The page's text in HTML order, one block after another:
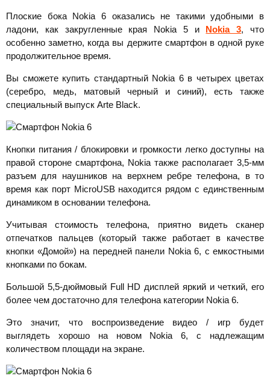
Плоские бока Nokia 6 оказались не такими удобными в
ладони, как закругленные края Nokia 5 и Nokia 3, что
особенно заметно, когда вы держите смартфон в одной руке
продолжительное время.
Вы сможете купить стандартный Nokia 6 в четырех цветах
(серебро, медь, матовый черный и синий), есть также
специальный выпуск Arte Black.
Кнопки питания / блокировки и громкости легко доступны на
правой стороне смартфона, Nokia также располагает 3,5-мм
разъем для наушников на верхнем ребре телефона, в то
время как порт MicroUSB находится рядом с единственным
динамиком в основании телефона.
Учитывая стоимость телефона, приятно видеть сканер
отпечатков пальцев (который также работает в качестве
кнопки «Домой») на передней панели Nokia 6, с емкостными
кнопками по бокам.
Большой 5,5-дюймовый Full HD дисплей яркий и четкий, его
более чем достаточно для телефона категории Nokia 6.
Это значит, что воспроизведение видео / игр будет
выглядеть хорошо на новом Nokia 6, с надлежащим
количеством площади на экране.